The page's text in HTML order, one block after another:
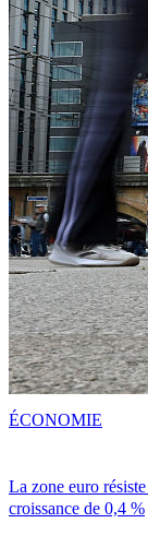
La zone euro
croissance de 0,4 %
ÉCONOMIE